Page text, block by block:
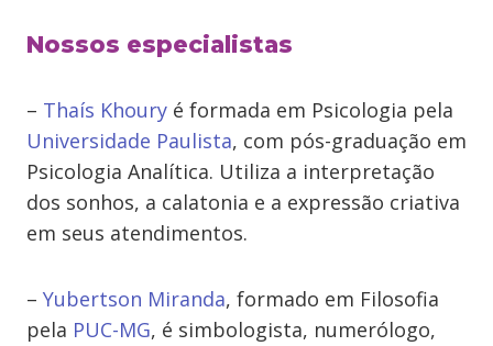
Nossos especialistas
– Thaís Khoury é formada em Psicologia pela
Universidade Paulista, com pós-graduação em
Psicologia Analítica. Utiliza a interpretação
dos sonhos, a calatonia e a expressão criativa
em seus atendimentos.
– Yubertson Miranda, formado em Filosofia
pela PUC-MG, é simbologista, numerólogo,